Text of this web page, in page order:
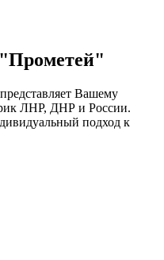
Вашему
ЛНР, ДНР и России.
подход к